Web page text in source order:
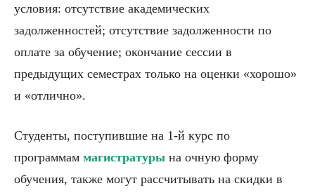
условия: отсутствие академических
задолженностей; отсутствие задолженности по
оплате за обучение; окончание сессии в
предыдущих семестрах только на оценки «хорошо»
и «отлично».
Студенты, поступившие на 1-й курс по
программам магистратуры на очную форму
обучения, также могут рассчитывать на скидки в